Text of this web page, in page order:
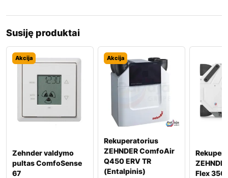
Susiję produktai
Akcija
Zehnder valdymo
pultas ComfoSense
67
Akcija
Rekuperatorius
ZEHNDER ComfoAir
Q450 ERV TR
(Entalpinis)
Flex 350